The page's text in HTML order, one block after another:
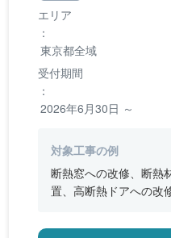
エリア
：
東京都全域
受付期間
：
2026年6月30日 ～
対象工事の例
断熱窓への改修、断熱
置、高断熱ドアへの改